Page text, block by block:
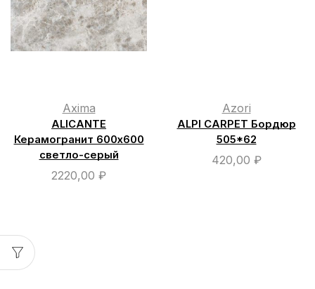
Axima
ALICANTE
Керамогранит 600х600
светло-серый
2220,00 ₽
Azori
ALPI CARPET Бордюр
505*62
420,00 ₽